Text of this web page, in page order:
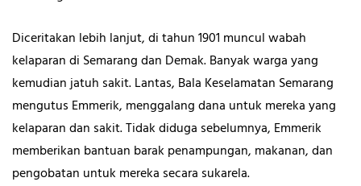
Diceritakan lebih lanjut, di tahun 1901 muncul wabah
kelaparan di Semarang dan Demak. Banyak warga yang
kemudian jatuh sakit. Lantas, Bala Keselamatan Semarang
mengutus Emmerik, menggalang dana untuk mereka yang
kelaparan dan sakit. Tidak diduga sebelumnya, Emmerik
memberikan bantuan barak penampungan, makanan, dan
pengobatan untuk mereka secara sukarela.